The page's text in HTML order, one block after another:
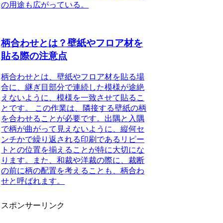
の用途も広がっている。
柄合わせとは？壁紙やフロア材を
貼る際の注意点
柄合わせとは、壁紙やフロア材を貼る場
合に、継ぎ目部分で連続した模様が途絶
えないように、模様を一致させて貼るこ
とです。
この作業は、隣接する壁紙の柄
を合わせることが必要です。出隅と入隅
で柄が曲がって見えないように、縦何セ
ンチかで繰り返される印刷であるリピー
トとの位置を揃えることが特に大切にな
ります。また、和裁や洋裁の際に、裁断
の前に柄の配置を考えることも、柄合わ
せと呼ばれます。
スポンサーリンク